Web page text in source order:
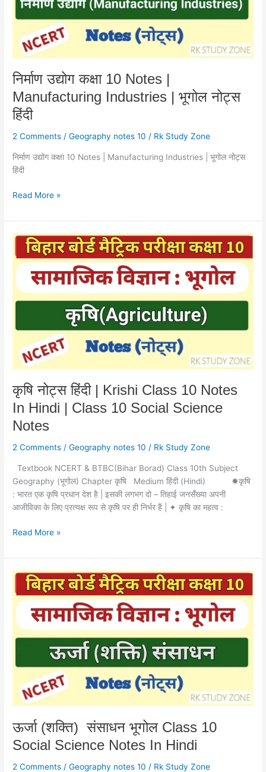
निर्माण उद्योग कक्षा 10 Notes |
Manufacturing Industries | भूगोल नोट्स
हिंदी
2 Comments /Geography notes 10 / Rk Study Zone
निर्माण उद्योग कक्षा 10 Notes | Manufacturing Industries | भूगोल नोट्स
हिंदी
Manufacturing
Industries
भूगोल
नोट्स
हिंदी
Read More »
कृषि नोट्स हिंदी | Krishi Class 10 Notes
In Hindi | Class 10 Social Science
Notes
2 Comments /Geography notes 10 / Rk Study Zone
Textbook NCERT & BTBC(Bihar Borad) Class 10th Subject
Geography (भूगोल) Chapter कृषि Medium हिंदी (Hindi) ✸कृषि
: भारत एक कृषि प्रधान देश है | इसकी लगभग दो – तिहाई जनसँख्या अपनी
आजीविका के लिए प्रत्यक्ष रूप से कृषि पर ही निर्भर हैं | ✦ कृषि का महत्व :
कृषि
नोट्स
हिंदी
Krishi
Class
Notes
Hindi
|
Class
10
Social
Science
Read More »
ऊर्जा (शक्ति) संसाधन भूगोल Class 10
Social Science Notes In Hindi
2 Comments /Geography notes 10 / Rk Study Zone
ऊर्जा
(शक्ति)
संसाधन
Class
10
Science
Notes
In
Hindi